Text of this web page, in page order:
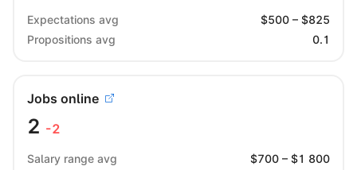
Expectations avg $500 – $825
Propositions avg
0.1
Jobs online
2 -2
Salary range avg $700 – $1 800